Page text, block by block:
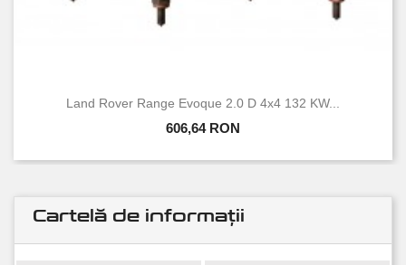
Land Rover Range Evoque 2.0 D 4x4 132 KW...
606,64 RON
Cartelă de informații